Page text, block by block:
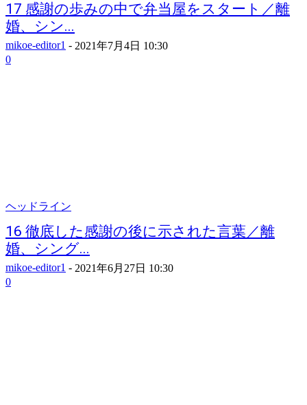
17 感謝の歩みの中で弁当屋をスタート／離
婚、シン...
mikoe-editor1 - 2021年7月4日 10:30
0
ヘッドライン
16 徹底した感謝の後に示された言葉／離
婚、シング...
mikoe-editor1 - 2021年6月27日 10:30
0